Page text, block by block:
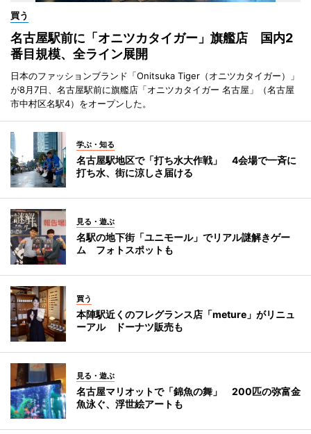
買う
名古屋駅前に「オニツカタイガー」旗艦店 国内2
番目規模、全ライン展開
日本のファッションブランド「Onitsuka Tiger（オニツカタイガー）」
が8月7日、名古屋駅前に旗艦店「オニツカタイガー 名古屋」（名古屋
市中村区名駅4）をオープンした。
学ぶ・知る
名古屋駅地区で「打ち水大作戦」 4会場で一斉に
打ち水、街に涼しさ届ける
見る・遊ぶ
名駅の地下街「ユニモール」でリアル謎解きゲー
ム フォトスポットも
買う
本陣駅近くのフレグランス店「meture」がリニュ
ーアル ドーナツ販売も
見る・遊ぶ
名古屋マリオットで「錦魚の舞」 200匹の弥富金
魚泳ぐ、浮世絵アートも